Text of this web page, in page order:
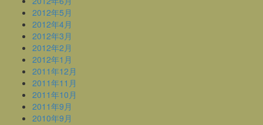
2012年5月
2012年4月
2012年3月
2012年2月
2012年1月
2011年12月
2011年11月
2011年10月
2011年9月
2010年9月